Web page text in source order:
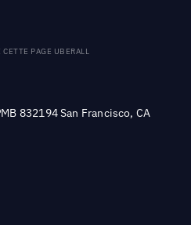
PAGE UBERALL
832194 San Francisco, CA